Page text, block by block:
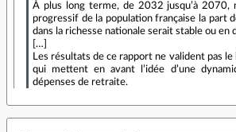
À plus long terme, de 2032 jusqu’à 2070,
progressif de la population française la part
dans la richesse nationale serait stable ou en
[…]
Les résultats de ce rapport ne valident pas
qui mettent en avant l’idée d’une
dépenses de retraite.